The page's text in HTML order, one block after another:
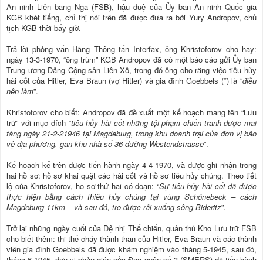
An ninh Liên bang Nga (FSB), hậu duệ của Ủy ban An ninh Quốc gia
KGB khét tiếng, chỉ thị nói trên đã được đưa ra bởi Yury Andropov, chủ
tịch KGB thời bấy giờ.
Trả lời phỏng vấn Hãng Thông tấn Interfax, ông Khristoforov cho hay:
ngày 13-3-1970, “ông trùm” KGB Andropov đã có một báo cáo gửi Ủy ban
Trung ương Đảng Cộng sản Liên Xô, trong đó ông cho rằng việc tiêu hủy
hài cốt của Hitler, Eva Braun (vợ Hitler) và gia đình Goebbels (*) là “điều
nên làm”.
Khristoforov cho biết: Andropov đã đề xuất một kế hoạch mang tên “Lưu
trữ” với mục đích “tiêu hủy hài cốt những tội phạm chiến tranh được mai
táng ngày 21-2-21946 tại Magdeburg, trong khu doanh trại của đơn vị bảo
vệ địa phương, gần khu nhà số 36 đường Westendstrasse”.
Kế hoạch kể trên được tiến hành ngày 4-4-1970, và được ghi nhận trong
hai hồ sơ: hồ sơ khai quật các hài cốt và hồ sơ tiêu hủy chúng. Theo tiết
lộ của Khristoforov, hồ sơ thứ hai có đoạn: “Sự tiêu hủy hài cốt đã được
thực hiện bằng cách thiêu hủy chúng tại vùng Schönebeck – cách
Magdeburg 11km – và sau đó, tro được rải xuống sông Bideritz”.
Trở lại những ngày cuối của Đệ nhị Thế chiến, quản thủ Kho Lưu trữ FSB
cho biết thêm: thi thể cháy thành than của Hitler, Eva Braun và các thành
viên gia đình Goebbels đã được khám nghiệm vào tháng 5-1945, sau đó,